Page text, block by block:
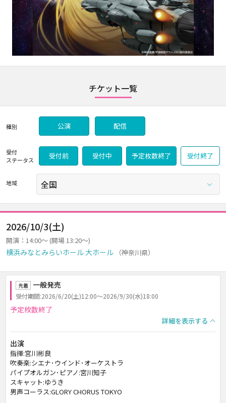
チケット一覧
種別 公演 配信
受付
ステータス
受付前 受付中 予定枚数終了 受付終了
地域
2026/10/3(土)
開演：14:00～ (開場 13:20～)
横浜みなとみらいホール 大ホール （神奈川県）
先着 一般発売
受付期間:2026/6/20(土)12:00～2026/9/30(水)18:00
予定枚数終了
詳細を表示する
出演
指揮:宮川彬良
吹奏楽:シエナ･ウインド･オーケストラ
パイプオルガン･ピアノ:宮川知子
スキャット:ゆうき
男声コーラス:GLORY CHORUS TOKYO